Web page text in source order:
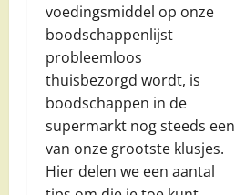
voedingsmiddel op onze
boodschappenlijst
probleemloos
thuisbezorgd wordt, is
boodschappen in de
supermarkt nog steeds een
van onze grootste klusjes.
Hier delen we een aantal